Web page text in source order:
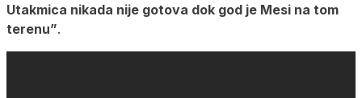
Utakmica nikada nije gotova dok god je Mesi na tom
terenu”.